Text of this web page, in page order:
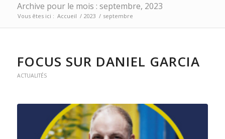
Archive pour le mois : septembre, 2023
Vous êtes ici : Accueil / 2023 / septembre
FOCUS SUR DANIEL GARCIA
ACTUALITÉS